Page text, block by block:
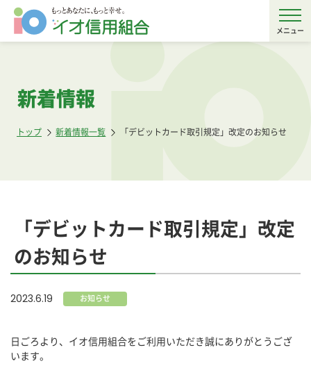
メニュー
新着情報
トップ 新着情報一覧 「デビットカード取引規定」改定のお知らせ
「デビットカード取引規定」改定
のお知らせ
2023.6.19 お知らせ
日ごろより、イオ信用組合をご利用いただき誠にありがとうござ
います。